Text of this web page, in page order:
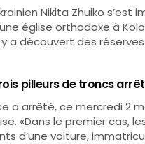
Nikita Zhuiko
église orthodoxe à
y a découvert des
pilleurs de troncs
a arrêté, ce mercredi 2
«Dans le premier
d’une voiture,